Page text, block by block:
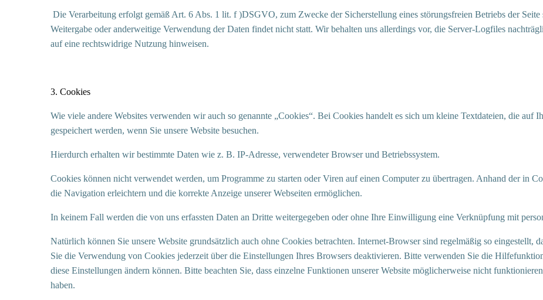
Die Verarbeitung erfolgt gemäß Art. 6 Abs. 1 lit. f )DSGVO, zum Zwecke der Sicherstellung eines störungsfreien Betriebs der Seite
Weitergabe oder anderweitige Verwendung der Daten findet nicht statt. Wir behalten uns allerdings vor, die Server-Logfiles
auf eine rechtswidrige Nutzung hinweisen.
3. Cookies
Wie viele andere Websites verwenden wir auch so genannte „Cookies“. Bei Cookies handelt es sich um kleine Textdateien, die auf
gespeichert werden, wenn Sie unsere Website besuchen.
Hierdurch erhalten wir bestimmte Daten wie z. B. IP-Adresse, verwendeter Browser und Betriebssystem.
Cookies können nicht verwendet werden, um Programme zu starten oder Viren auf einen Computer zu übertragen. Anhand der in
die Navigation erleichtern und die korrekte Anzeige unserer Webseiten ermöglichen.
In keinem Fall werden die von uns erfassten Daten an Dritte weitergegeben oder ohne Ihre Einwilligung eine Verknüpfung mit
Natürlich können Sie unsere Website grundsätzlich auch ohne Cookies betrachten. Internet-Browser sind regelmäßig so eingestellt,
Sie die Verwendung von Cookies jederzeit über die Einstellungen Ihres Browsers deaktivieren. Bitte verwenden Sie die
diese Einstellungen ändern können. Bitte beachten Sie, dass einzelne Funktionen unserer Website möglicherweise nicht
haben.